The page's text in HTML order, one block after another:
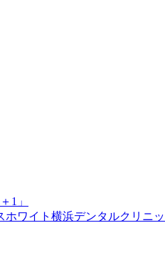
1」
ワイト横浜デンタルクリニッ